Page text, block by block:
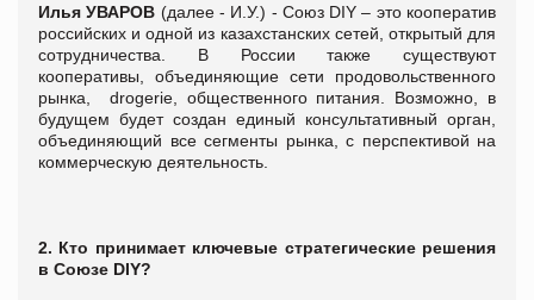
Илья УВАРОВ (далее - И.У.) - Союз DIY – это кооператив
российских и одной из казахстанских сетей, открытый для
сотрудничества. В России также существуют
кооперативы, объединяющие сети продовольственного
рынка, drogerie, общественного питания. Возможно, в
будущем будет создан единый консультативный орган,
объединяющий все сегменты рынка, с перспективой на
коммерческую деятельность.
2. Кто принимает ключевые стратегические решения
в Союзе DIY?